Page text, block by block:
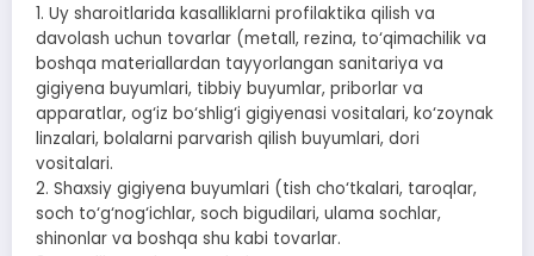
1. Uy sharoitlarida kasalliklarni profilaktika qilish va
davolash uchun tovarlar (metall, rezina, to‘qimachilik va
boshqa materiallardan tayyorlangan sanitariya va
gigiyena buyumlari, tibbiy buyumlar, priborlar va
apparatlar, og‘iz bo‘shlig‘i gigiyenasi vositalari, ko‘zoynak
linzalari, bolalarni parvarish qilish buyumlari, dori
vositalari.
2. Shaxsiy gigiyena buyumlari (tish cho‘tkalari, taroqlar,
soch to‘g‘nog‘ichlar, soch bigudilari, ulama sochlar,
shinonlar va boshqa shu kabi tovarlar.